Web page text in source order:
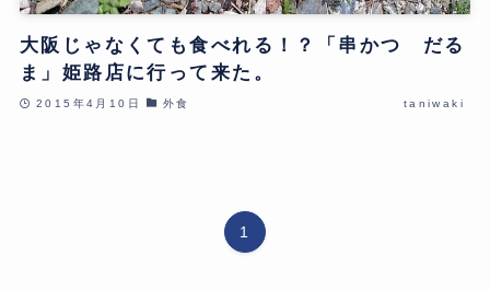
大阪じゃなくても食べれる！？「串かつ だる
ま」姫路店に行って来た。
2015年4月10日 外食 taniwaki
1